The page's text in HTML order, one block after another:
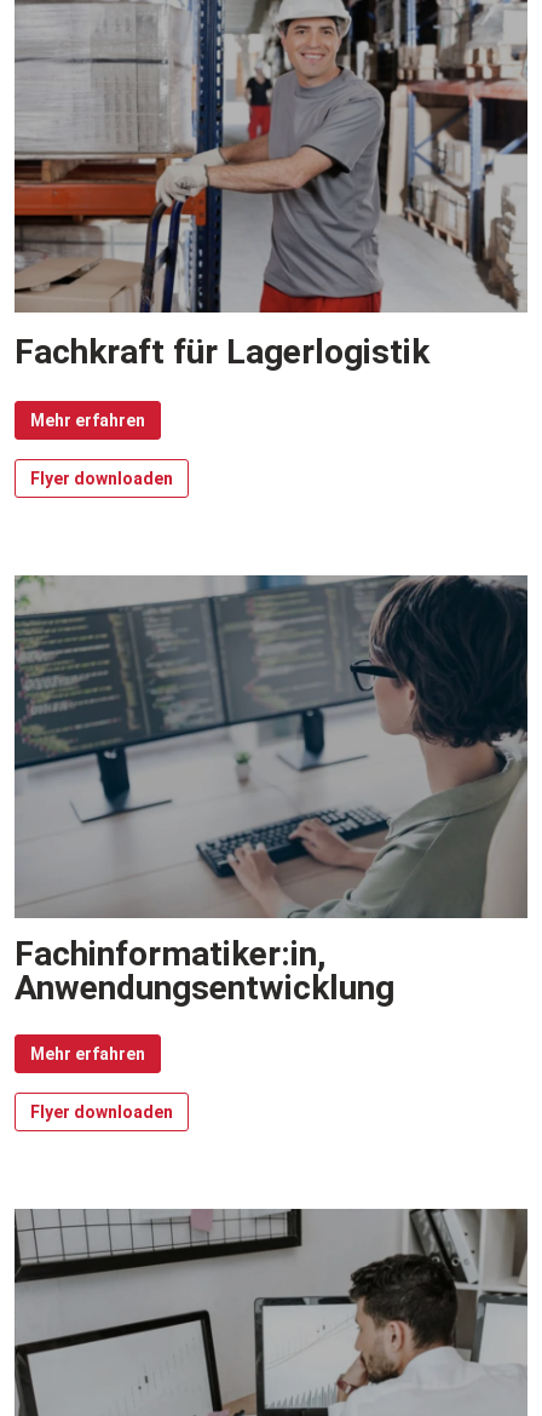
Fachkraft für Lagerlogistik
Mehr erfahren
Flyer downloaden
Fachinformatiker:in,
Anwendungsentwicklung
Mehr erfahren
Flyer downloaden